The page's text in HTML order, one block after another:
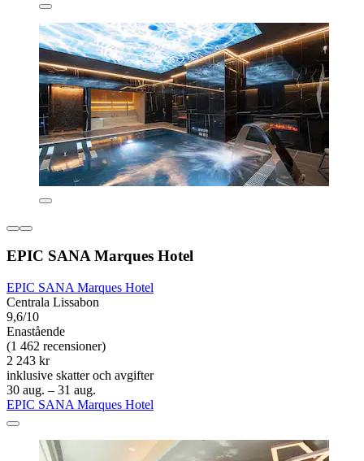
EPIC SANA Marques Hotel
EPIC SANA Marques Hotel
Centrala Lissabon
9,6/10
Enastående
(1 462 recensioner)
2 243 kr
inklusive skatter och avgifter
30 aug. – 31 aug.
EPIC SANA Marques Hotel